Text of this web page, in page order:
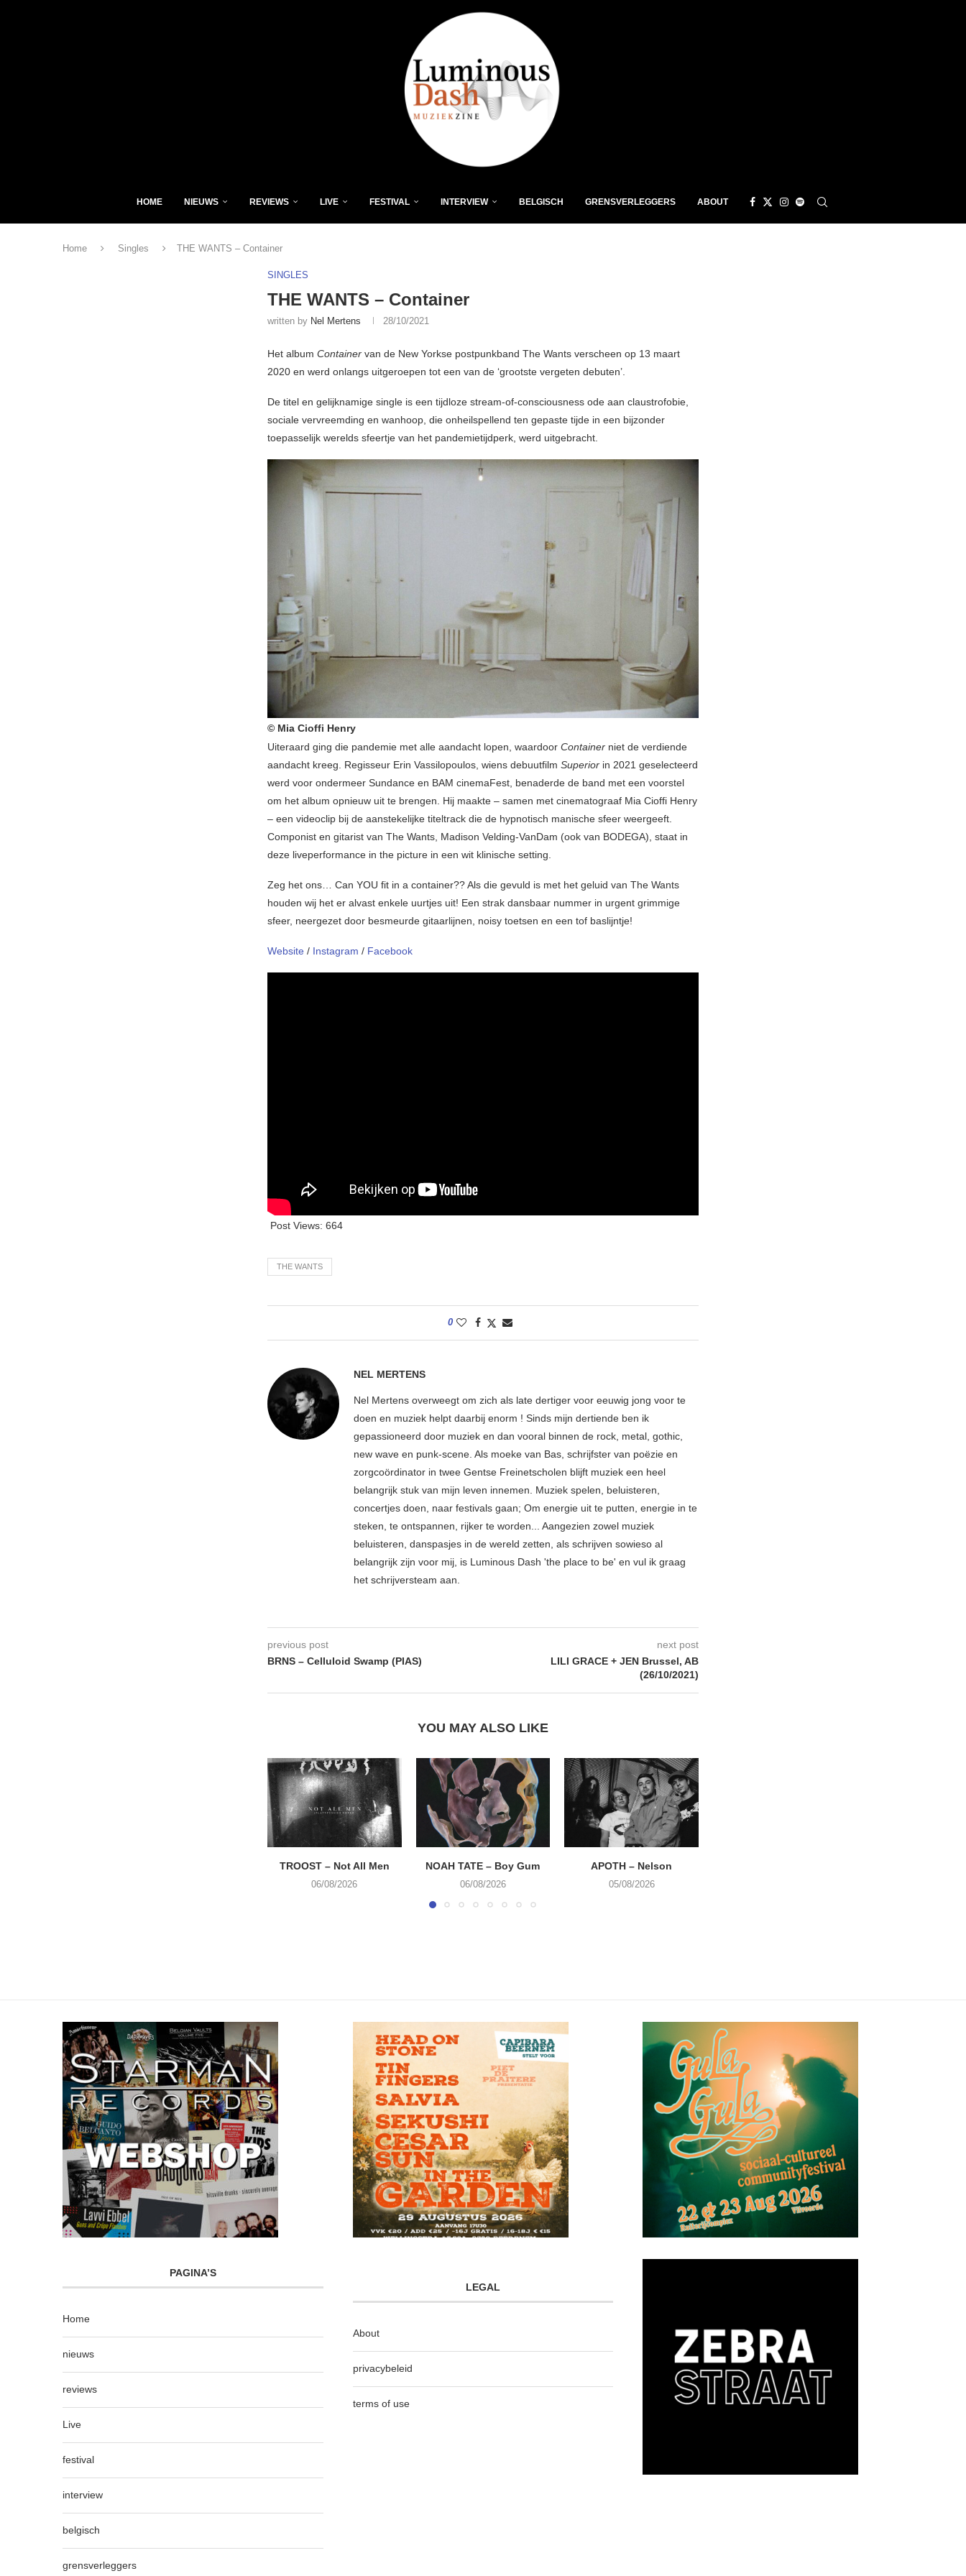
HOME NIEUWS REVIEWS LIVE FESTIVAL INTERVIEW BELGISCH GRENSVERLEGGERS ABOUT
Home Singles THE WANTS – Container
SINGLES
THE WANTS – Container
written by Nel Mertens 28/10/2021
Het album Container van de New Yorkse postpunkband The Wants verscheen op 13 maart
2020 en werd onlangs uitgeroepen tot een van de ‘grootste vergeten debuten’.
De titel en gelijknamige single is een tijdloze stream-of-consciousness ode aan claustrofobie,
sociale vervreemding en wanhoop, die onheilspellend ten gepaste tijde in een bijzonder
toepasselijk werelds sfeertje van het pandemietijdperk, werd uitgebracht.
© Mia Cioffi Henry
Uiteraard ging die pandemie met alle aandacht lopen, waardoor Container niet de verdiende
aandacht kreeg. Regisseur Erin Vassilopoulos, wiens debuutfilm Superior in 2021 geselecteerd
werd voor ondermeer Sundance en BAM cinemaFest, benaderde de band met een voorstel
om het album opnieuw uit te brengen. Hij maakte – samen met cinematograaf Mia Cioffi Henry
– een videoclip bij de aanstekelijke titeltrack die de hypnotisch manische sfeer weergeeft.
Componist en gitarist van The Wants, Madison Velding-VanDam (ook van BODEGA), staat in
deze liveperformance in the picture in een wit klinische setting.
Zeg het ons… Can YOU fit in a container?? Als die gevuld is met het geluid van The Wants
houden wij het er alvast enkele uurtjes uit! Een strak dansbaar nummer in urgent grimmige
sfeer, neergezet door besmeurde gitaarlijnen, noisy toetsen en een tof baslijntje!
Website / Instagram / Facebook
Post Views: 664
THE WANTS
0
NEL MERTENS
Nel Mertens overweegt om zich als late dertiger voor eeuwig jong voor te
doen en muziek helpt daarbij enorm ! Sinds mijn dertiende ben ik
gepassioneerd door muziek en dan vooral binnen de rock, metal, gothic,
new wave en punk-scene. Als moeke van Bas, schrijfster van poëzie en
zorgcoördinator in twee Gentse Freinetscholen blijft muziek een heel
belangrijk stuk van mijn leven innemen. Muziek spelen, beluisteren,
concertjes doen, naar festivals gaan; Om energie uit te putten, energie in te
steken, te ontspannen, rijker te worden... Aangezien zowel muziek
beluisteren, danspasjes in de wereld zetten, als schrijven sowieso al
belangrijk zijn voor mij, is Luminous Dash 'the place to be' en vul ik graag
het schrijversteam aan.
previous post
BRNS – Celluloid Swamp (PIAS)
next post
LILI GRACE + JEN Brussel, AB
(26/10/2021)
YOU MAY ALSO LIKE
TROOST – Not All Men
06/08/2026
NOAH TATE – Boy Gum
06/08/2026
APOTH – Nelson
05/08/2026
PAGINA’S
Home
nieuws
reviews
Live
festival
interview
belgisch
grensverleggers
LEGAL
About
privacybeleid
terms of use